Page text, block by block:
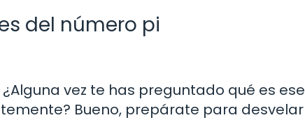
del número pi
vez te has preguntado qué es ese
Bueno, prepárate para desvelar